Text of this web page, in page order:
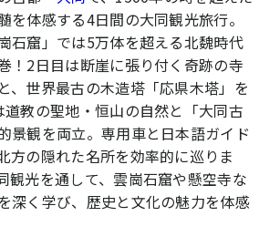
を体感する4日間の大同観光旅行。
崗石窟」では5万体を超える北魏時代
！2日目は断崖に張り付く奇跡の寺
、世界最古の木造塔「応県木塔」を
教の聖地・恒山の自然と「大同古
景観を両立。専用車と日本語ガイド
方の隠れた名所を効率的に巡りま
観光を通して、雲崗石窟や懸空寺な
深く学び、歴史と文化の魅力を体感